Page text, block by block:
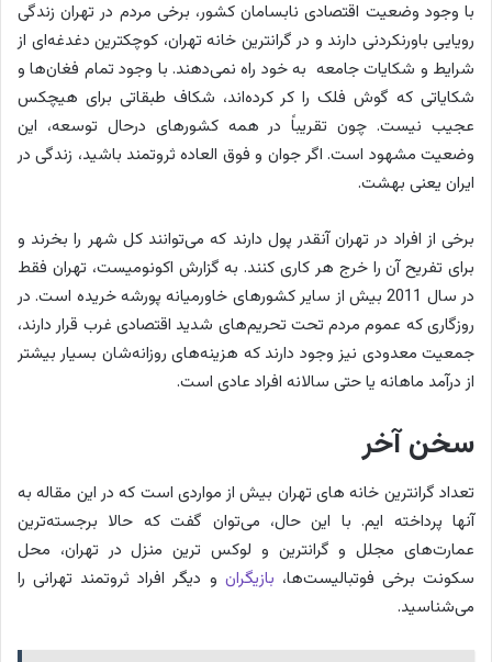
با وجود وضعیت اقتصادی نابسامان کشور، برخی مردم در تهران زندگی
رویایی باورنکردنی دارند و در گرانترین خانه تهران، کوچکترین دغدغه‌ای از
شرایط و شکایات جامعه به خود راه نمی‌دهند. با وجود تمام فغان‌ها و
شکایاتی که گوش فلک را کر کرده‌اند، شکاف طبقاتی برای هیچکس
عجیب نیست. چون تقریباً در همه کشورهای درحال توسعه، این
وضعیت مشهود است. اگر جوان و فوق العاده ثروتمند باشید، زندگی در
ایران یعنی بهشت.
برخی از افراد در تهران آنقدر پول دارند که می‌توانند کل شهر را بخرند و
برای تفریح آن را خرج هر کاری کنند. به گزارش اکونومیست، تهران فقط
در سال 2011 بیش از سایر کشورهای خاورمیانه پورشه خریده است. در
روزگاری که عموم مردم تحت تحریم‌های شدید اقتصادی غرب قرار دارند،
جمعیت معدودی نیز وجود دارند که هزینه‌های روزانه‌شان بسیار بیشتر
از درآمد ماهانه یا حتی سالانه افراد عادی است.
سخن آخر
تعداد گرانترین خانه های تهران بیش از مواردی است که در این مقاله به
آنها پرداخته ایم. با این حال، می‌توان گفت که حالا برجسته‌ترین
عمارت‌های مجلل و گرانترین و لوکس ترین منزل در تهران، محل
سکونت برخی فوتبالیست‌ها، بازیگران و دیگر افراد ثروتمند تهرانی را
می‌شناسید.